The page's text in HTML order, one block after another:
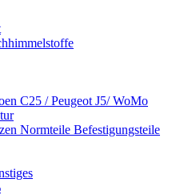
C25 / Peugeot J5/ WoMo
Normteile Befestigungsteile